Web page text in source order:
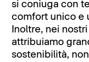
si coniuga con
comfort unico e
Inoltre, nei
attribuiamo
sostenibilità,